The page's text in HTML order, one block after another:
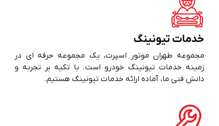
خدمات تیونینگ
مجموعه طهران موتور اسپرت، یک مجموعه حرفه ای در
زمینه خدمات تیونینگ خودرو است. با تکیه بر تجربه و
دانش فنی ما، آماده ارائه خدمات تیونینگ هستیم.